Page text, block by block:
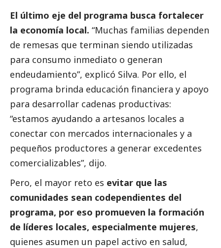
El último eje del programa busca fortalecer
la economía local. “Muchas familias dependen
de remesas que terminan siendo utilizadas
para consumo inmediato o generan
endeudamiento”, explicó Silva. Por ello, el
programa brinda educación financiera y apoyo
para desarrollar cadenas productivas:
“estamos ayudando a artesanos locales a
conectar con mercados internacionales y a
pequeños productores a generar excedentes
comercializables”, dijo.
Pero, el mayor reto es evitar que las
comunidades sean codependientes del
programa, por eso promueven la formación
de líderes locales, especialmente mujeres,
quienes asumen un papel activo en salud,